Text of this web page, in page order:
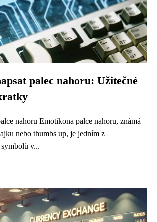
palec nahoru: Užitečné
nahoru Emotikona palce nahoru, známá
nebo thumbs up, je jedním z
v...